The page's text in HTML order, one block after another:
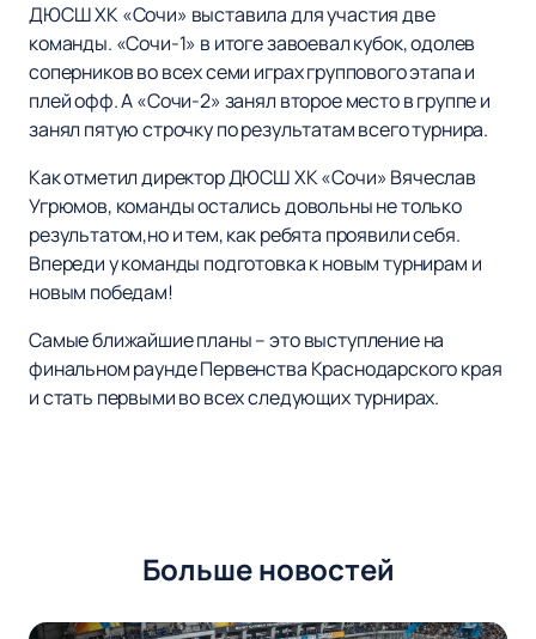
ДЮСШ ХК «Сочи» выставила для участия две
команды. «Сочи-1» в итоге завоевал кубок, одолев
соперников во всех семи играх группового этапа и
плей офф. А «Сочи-2» занял второе место в группе и
занял пятую строчку по результатам всего турнира.
Как отметил директор ДЮСШ ХК «Сочи» Вячеслав
Угрюмов, команды остались довольны не только
результатом,но и тем, как ребята проявили себя.
Впереди у команды подготовка к новым турнирам и
новым победам!
Самые ближайшие планы – это выступление на
финальном раунде Первенства Краснодарского края
и стать первыми во всех следующих турнирах.
Больше новостей